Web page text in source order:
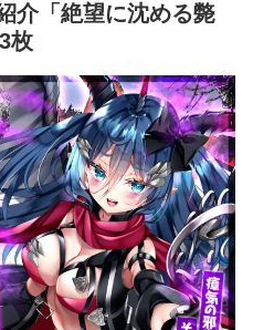
介「絶望に沈める斃
枚